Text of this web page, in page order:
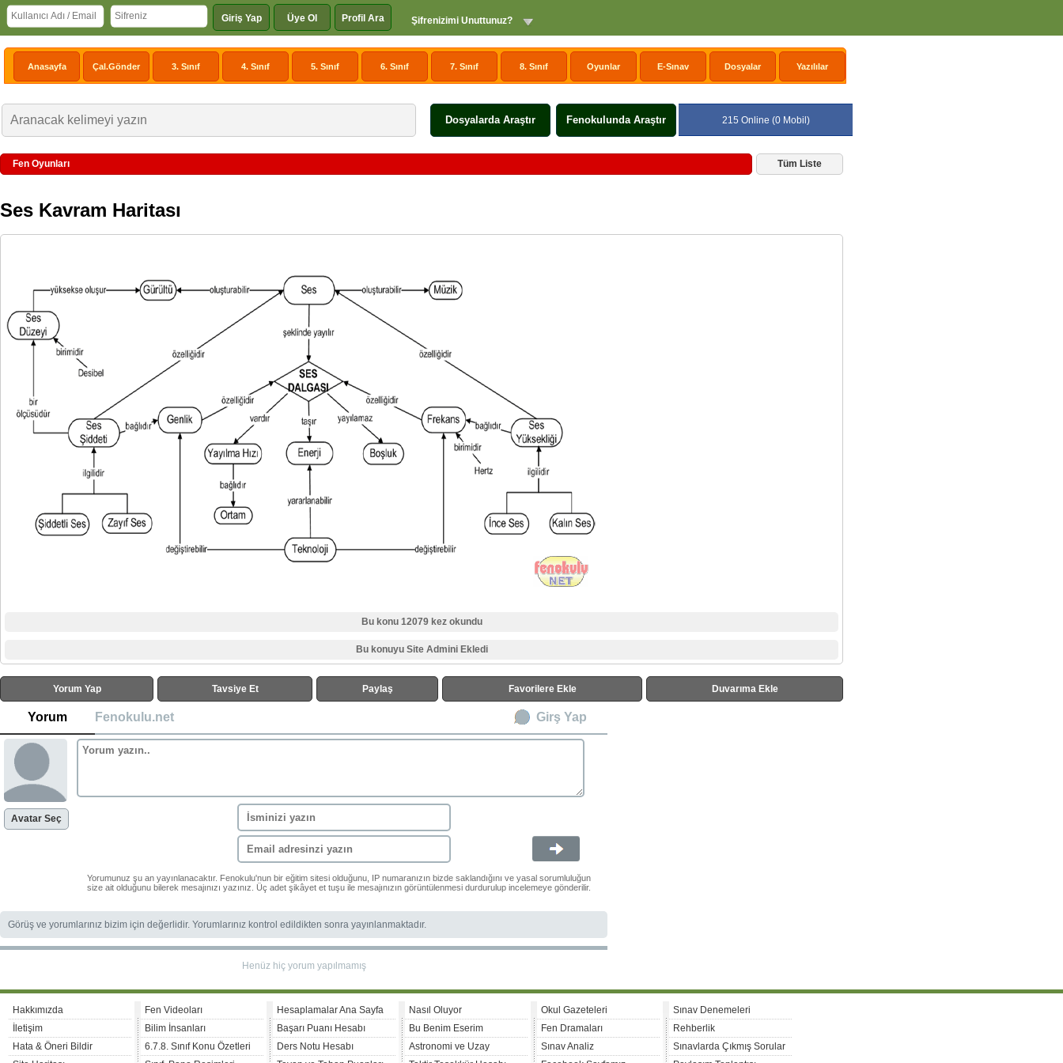
Giriş Yap Üye Ol Profil Ara Şifrenizimi Unuttunuz?
Anasayfa Çal.Gönder 3. Sınıf 4. Sınıf 5. Sınıf 6. Sınıf 7. Sınıf 8. Sınıf Oyunlar E-Sınav Dosyalar Yazılılar
Dosyalarda Araştır Fenokulunda Araştır 215 Online (0 Mobil)
Fen Oyunları Tüm Liste
Ses Kavram Haritası
Bu konu 12079 kez okundu
Bu konuyu Site Admini Ekledi
Yorum Yap Tavsiye Et Paylaş Favorilere Ekle Duvarıma Ekle
Yorum Fenokulu.net Girş Yap
Avatar Seç
Yorumunuz şu an yayınlanacaktır. Fenokulu'nun bir eğitim sitesi olduğunu, IP numaranızın bizde saklandığını ve yasal sorumluluğun
size ait olduğunu bilerek mesajınızı yazınız. Üç adet şikâyet et tuşu ile mesajınızın görüntülenmesi durdurulup incelemeye gönderilir.
Görüş ve yorumlarınız bizim için değerlidir. Yorumlarınız kontrol edildikten sonra yayınlanmaktadır.
Henüz hiç yorum yapılmamış
Hakkımızda
İletişim
Hata & Öneri Bildir
Fen Videoları
Bilim İnsanları
6.7.8. Sınıf Konu Özetleri
Hesaplamalar Ana Sayfa
Başarı Puanı Hesabı
Ders Notu Hesabı
Nasıl Oluyor
Bu Benim Eserim
Astronomi ve Uzay
Okul Gazeteleri
Fen Dramaları
Sınav Analiz
Sınav Denemeleri
Rehberlik
Sınavlarda Çıkmış Sorular